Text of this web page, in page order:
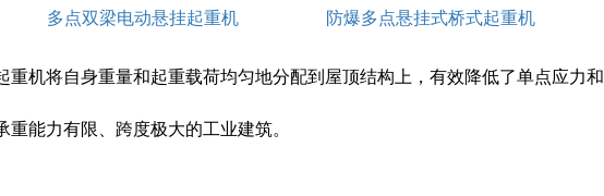
多点双梁电动悬挂起重机
防爆多点悬挂式桥式起重机
机将自身重量和起重载荷均匀地分配到屋顶结构上，有效降低了单点应力和
能力有限、跨度极大的工业建筑。